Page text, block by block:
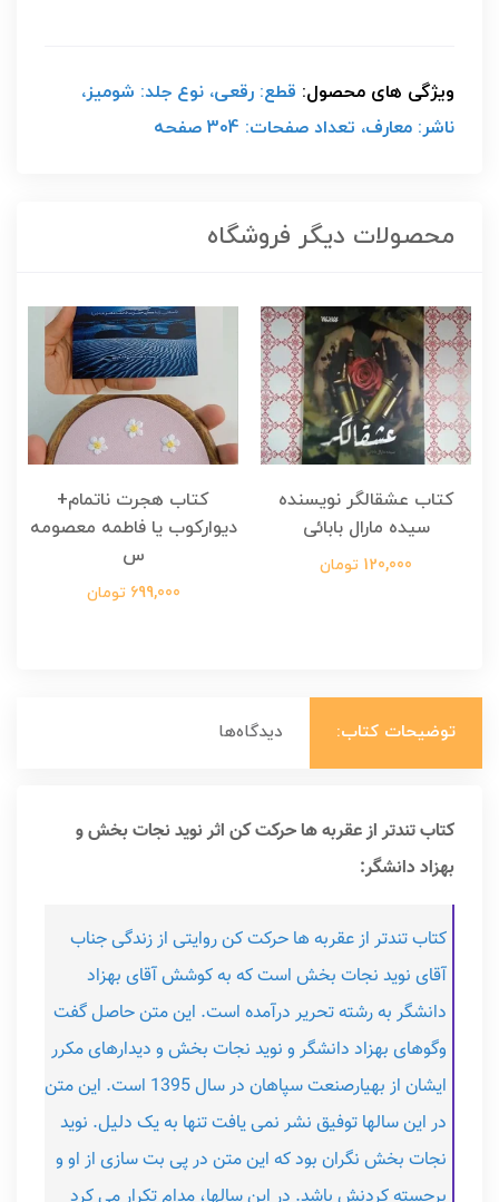
ویژگی های محصول: قطع: رقعی، نوع جلد: شومیز،
ناشر: معارف، تعداد صفحات: 304 صفحه
محصولات دیگر فروشگاه
کتاب عشقالگر نویسنده
سیده مارال بابائی
120,000 تومان
کتاب هجرت ناتمام+
دیوارکوب یا فاطمه معصومه
س
699,000 تومان
توضیحات کتاب: دیدگاه‌ها
کتاب تندتر از عقربه ها حرکت کن اثر نوید نجات بخش و
بهزاد دانشگر:
کتاب تندتر از عقربه ها حرکت کن روایتی از زندگی جناب
آقای نوید نجات بخش است که به کوشش آقای بهزاد
دانشگر به رشته تحریر درآمده است. این متن حاصل گفت
وگوهای بهزاد دانشگر و نوید نجات بخش و دیدارهای مکرر
ایشان از بهیارصنعت سپاهان در سال 1395 است. این متن
در این سالها توفیق نشر نمی یافت تنها به یک دلیل. نوید
نجات بخش نگران بود که این متن در پی بت سازی از او و